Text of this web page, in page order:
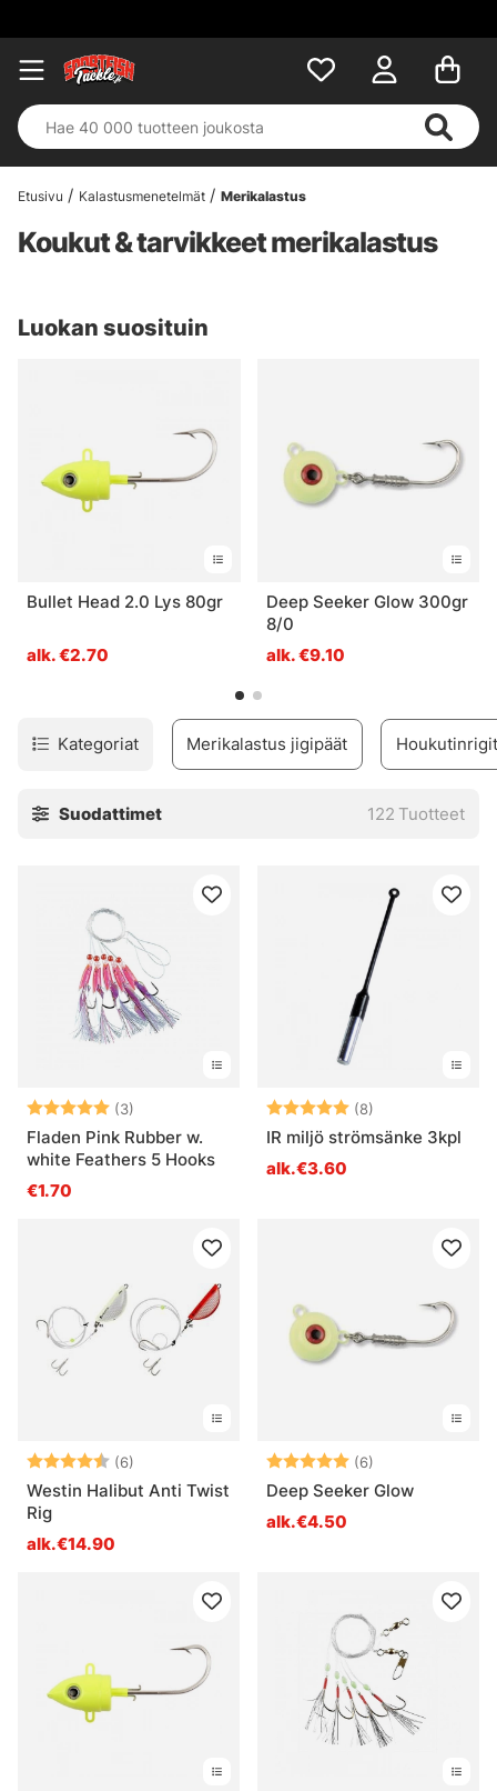
Etusivu Kalastusmenetelmät Merikalastus
Koukut & tarvikkeet merikalastus
Luokan suosituin
Bullet Head 2.0 Lys 80gr
alk. €2.70
Deep Seeker Glow 300gr
8/0
alk. €9.10
Kategoriat Merikalastus jigipäät
Suodattimet 122 Tuotteet
Arvio: (3)
5.0 5:sta tähdestä
Fladen Pink Rubber w.
white Feathers 5 Hooks
€1.70
Arvio: (8)
IR miljö strömsänke 3kpl
alk.€3.60
Arvio: (6)
4.7 5:sta tähdestä
Westin Halibut Anti Twist
Rig
alk.€14.90
Arvio: (6)
Deep Seeker Glow
alk.€4.50